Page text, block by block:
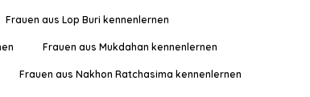
Frauen aus Lop Buri kennenlernen
Frauen aus Mukdahan kennenlernen
Frauen aus Nakhon Ratchasima kennenlernen